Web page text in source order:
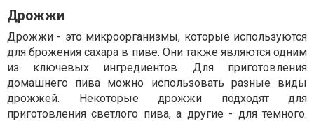
Дрожжи
Дрожжи - это микроорганизмы, которые используются
для брожения сахара в пиве. Они также являются одним
из ключевых ингредиентов. Для приготовления
домашнего пива можно использовать разные виды
дрожжей. Некоторые дрожжи подходят для
приготовления светлого пива, а другие - для темного.